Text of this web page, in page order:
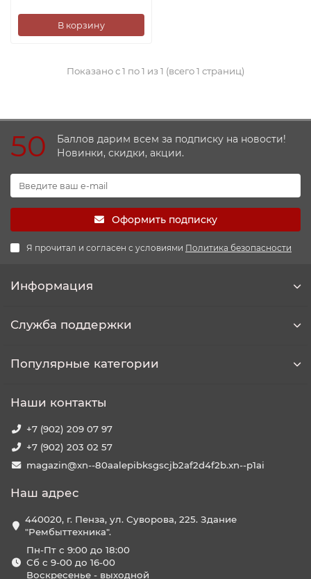
В корзину
Показано с 1 по 1 из 1 (всего 1 страниц)
50
Баллов дарим всем за подписку на новости!
Новинки, скидки, акции.
Оформить подписку
Я прочитал и согласен с условиями Политика безопасности
Информация
Служба поддержки
Популярные категории
Наши контакты
+7 (902) 209 07 97
+7 (902) 203 02 57
magazin@xn--80aalepibksgscjb2af2d4f2b.xn--p1ai
Наш адрес
440020, г. Пенза, ул. Суворова, 225. Здание
"Рембыттехника".
Пн-Пт с 9:00 до 18:00
Сб с 9-00 до 16-00
Воскресенье - выходной